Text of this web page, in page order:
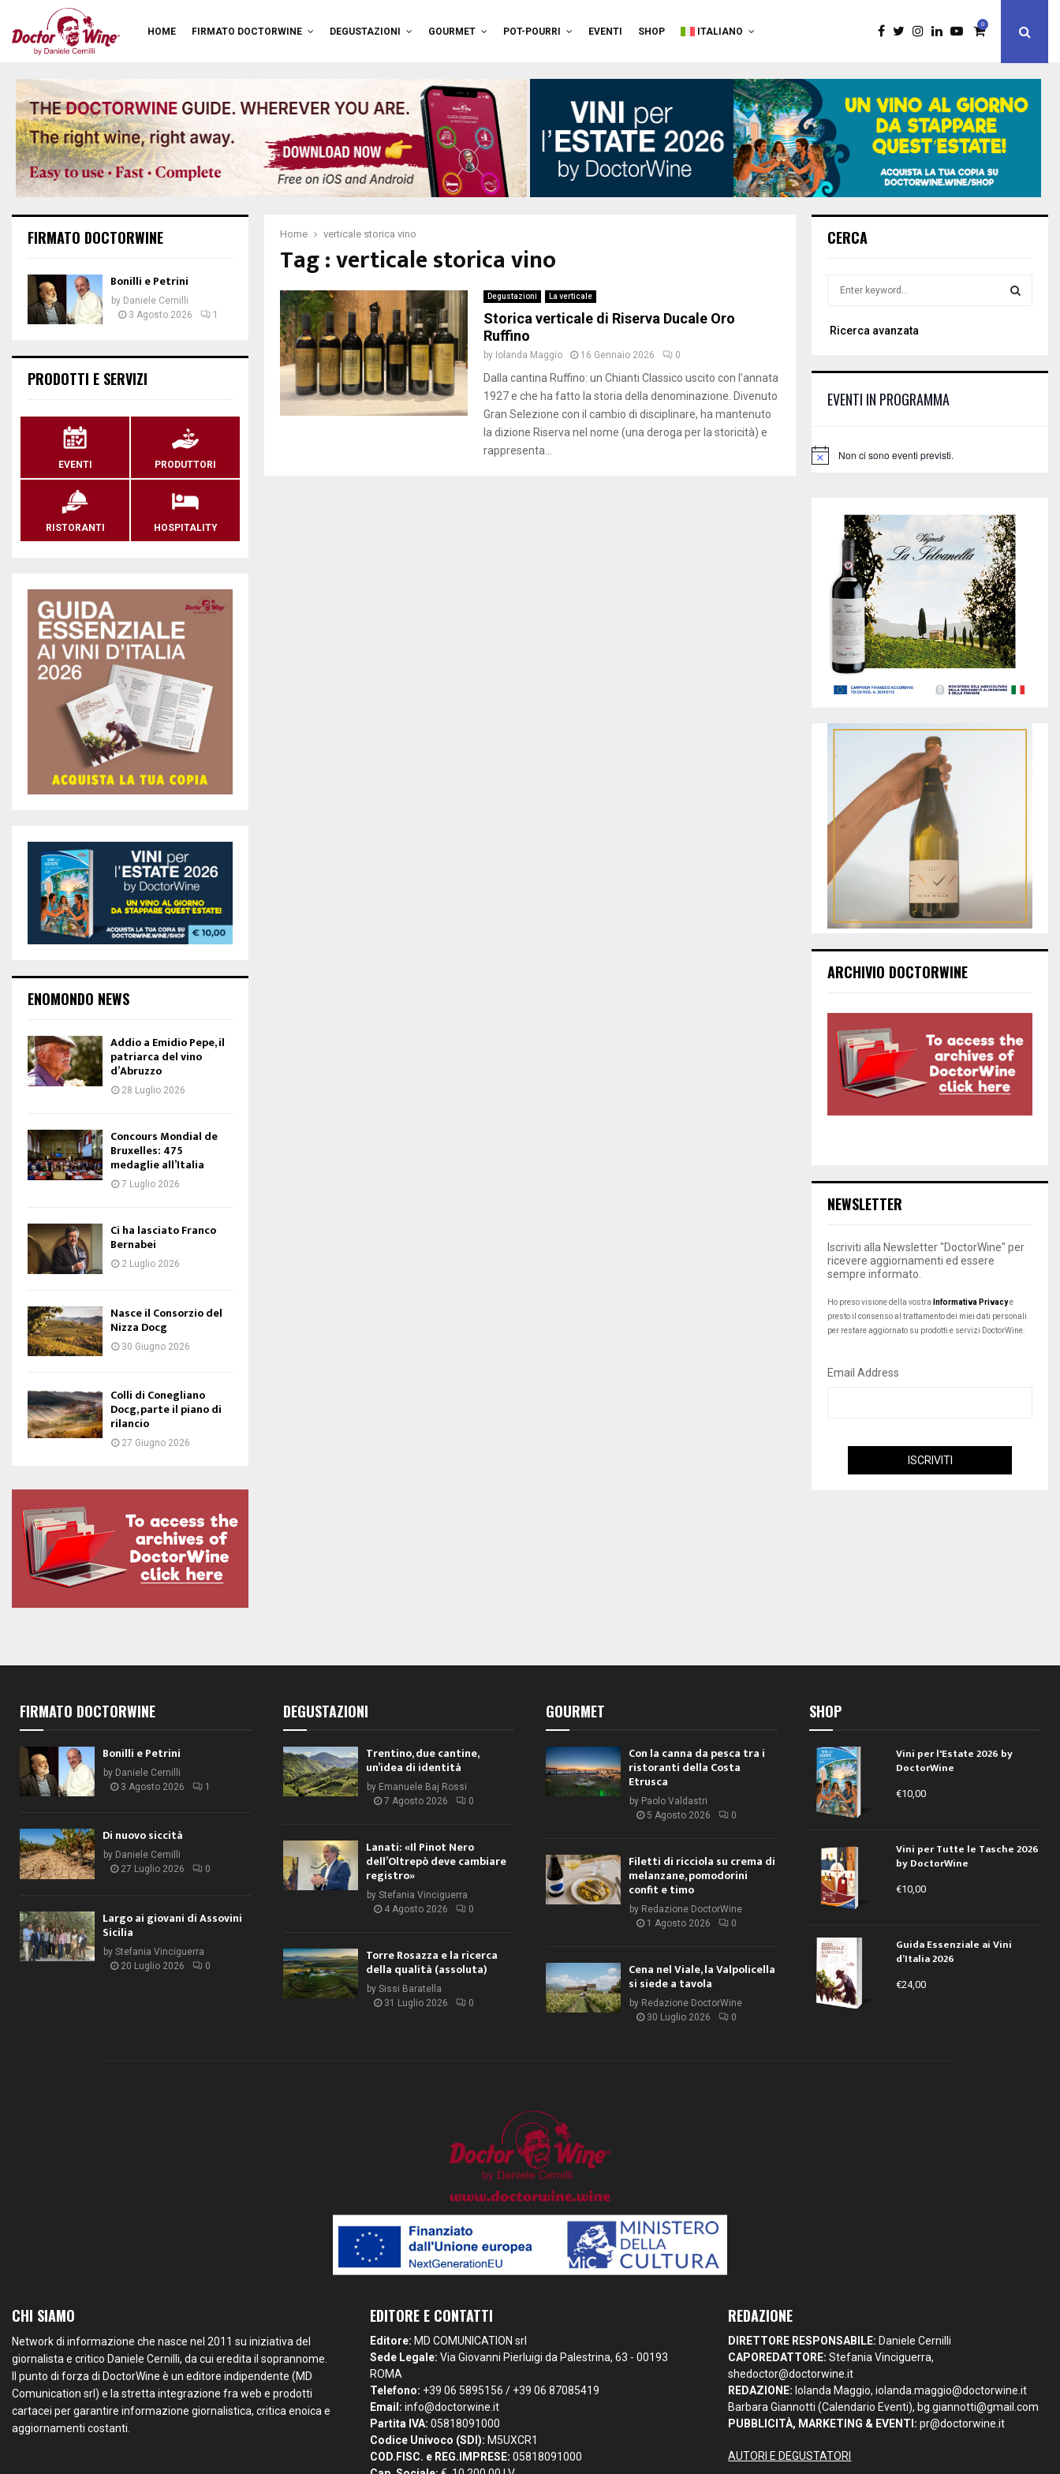
HOME FIRMATO DOCTORWINE DEGUSTAZIONI GOURMET POT-POURRI EVENTI SHOP ITALIANO
0
Home verticale storica vino
Tag : verticale storica vino
Degustazioni La verticale
Storica verticale di Riserva Ducale Oro
Ruffino
by Iolanda Maggio 16 Gennaio 2026 0
Dalla cantina Ruffino: un Chianti Classico uscito con l’annata
1927 e che ha fatto la storia della denominazione. Divenuto
Gran Selezione con il cambio di disciplinare, ha mantenuto
la dizione Riserva nel nome (una deroga per la storicità) e
rappresenta...
FIRMATO DOCTORWINE
Bonilli e Petrini
by Daniele Cernilli
3 Agosto 2026
1
PRODOTTI E SERVIZI
EVENTI PRODUTTORI
RISTORANTI HOSPITALITY
ENOMONDO NEWS
Addio a Emidio Pepe, il
patriarca del vino
d’Abruzzo
28 Luglio 2026
Concours Mondial de
Bruxelles: 475
medaglie all’Italia
7 Luglio 2026
Ci ha lasciato Franco
Bernabei
2 Luglio 2026
Nasce il Consorzio del
Nizza Docg
30 Giugno 2026
Colli di Conegliano
Docg, parte il piano di
rilancio
27 Giugno 2026
CERCA
r
o
Ricerca avanzata
EVENTI IN PROGRAMMA
N
Non ci sono eventi previsti.
ARCHIVIO DOCTORWINE
NEWSLETTER
Iscriviti alla Newsletter "DoctorWine" per
ricevere aggiornamenti ed essere
sempre informato.
Ho preso visione della vostra Informativa Privacye
presto il consenso al trattamento dei miei dati personali
per restare aggiornato su prodotti e servizi DoctorWine.
Email Address
FIRMATO DOCTORWINE
Bonilli e Petrini
by Daniele Cernilli
3 Agosto 2026
1
Di nuovo siccità
by Daniele Cernilli
27 Luglio 2026
0
Largo ai giovani di Assovini
Sicilia
by Stefania Vinciguerra
20 Luglio 2026
0
DEGUSTAZIONI
Trentino, due cantine,
un’idea di identità
by Emanuele Baj Rossi
7 Agosto 2026
0
Lanati: «Il Pinot Nero
dell’Oltrepò deve cambiare
registro»
by Stefania Vinciguerra
4 Agosto 2026
0
Torre Rosazza e la ricerca
della qualità (assoluta)
by Sissi Baratella
31 Luglio 2026
0
GOURMET
Con la canna da pesca tra i
ristoranti della Costa
Etrusca
by Paolo Valdastri
5 Agosto 2026
0
Filetti di ricciola su crema di
melanzane, pomodorini
confit e timo
by Redazione DoctorWine
1 Agosto 2026
0
Cena nel Viale, la Valpolicella
si siede a tavola
by Redazione DoctorWine
30 Luglio 2026
0
SHOP
Vini per l'Estate 2026 by
DoctorWine
€10,00
Vini per Tutte le Tasche 2026
by DoctorWine
€10,00
Guida Essenziale ai Vini
d’Italia 2026
€24,00
CHI SIAMO
Network di informazione che nasce nel 2011 su iniziativa del
giornalista e critico Daniele Cernilli, da cui eredita il soprannome.
Il punto di forza di DoctorWine è un editore indipendente (MD
Comunication srl) e la stretta integrazione fra web e prodotti
cartacei per garantire informazione giornalistica, critica enoica e
aggiornamenti costanti.
EDITORE E CONTATTI
Editore: MD COMUNICATION srl
Sede Legale: Via Giovanni Pierluigi da Palestrina, 63 - 00193
ROMA
Telefono: +39 06 5895156 / +39 06 87085419
Email: info@doctorwine.it
Partita IVA: 05818091000
Codice Univoco (SDI): M5UXCR1
COD.FISC. e REG.IMPRESE: 05818091000
REDAZIONE
DIRETTORE RESPONSABILE: Daniele Cernilli
CAPOREDATTORE: Stefania Vinciguerra,
shedoctor@doctorwine.it
REDAZIONE: Iolanda Maggio,iolanda.maggio@doctorwine.it
Barbara Giannotti (Calendario Eventi), bg.giannotti@gmail.com
PUBBLICITÀ, MARKETING & EVENTI: pr@doctorwine.it
AUTORI E DEGUSTATORI